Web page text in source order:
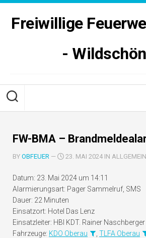
Skip
contentFreiwillige
-
FW-BMA –
BY OBFEUER — 23. MAI 2024 IN ALLGEMEIN
Datum: 23. Mai 2024 um 14:11
Alarmierungsart: Pager Sammelruf, SMS
Dauer: 22 Minuten
Einsatzort: Hotel Das Lenz
Einsatzleiter: HBI KDT. Rainer Naschberger
Fahrzeuge: KDO Oberau TLFA Oberau